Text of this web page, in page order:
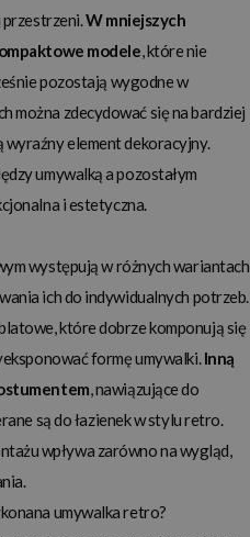
przestrzeni.W mniejszych
modele, które nie
pozostają wygodne w
można zdecydować się na bardziej
element dekoracyjny.
umywalką a pozostałym
i estetyczna.
występują w różnych wariantach
ich do indywidualnych potrzeb.
które dobrze komponują się
formę umywalki.Inną
, nawiązujące do
są do łazienek w stylu retro.
wpływa zarówno na wygląd,
umywalka retro?